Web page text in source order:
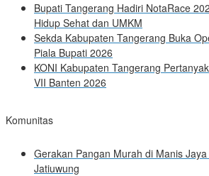
Bupati Tangerang Hadiri NotaRace
Hidup Sehat dan UMKM
Sekda Kabupaten Tangerang Buka
Piala Bupati 2026
KONI Kabupaten Tangerang
VII Banten 2026
Komunitas
Gerakan Pangan Murah di Manis
Jatiuwung